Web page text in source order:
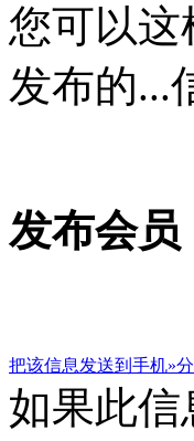
您可以
发布的...
发布会员
把该信息发送到手机»
如果此